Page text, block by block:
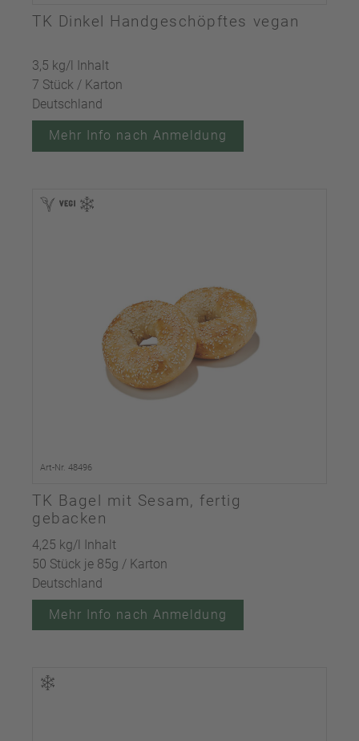
TK Dinkel Handgeschöpftes vegan
3,5 kg/l Inhalt
7 Stück / Karton
Deutschland
Mehr Info nach Anmeldung
Art-Nr. 48496
TK Bagel mit Sesam, fertig
gebacken
4,25 kg/l Inhalt
50 Stück je 85g / Karton
Deutschland
Mehr Info nach Anmeldung